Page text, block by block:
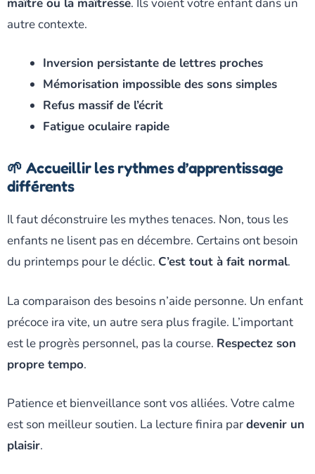
autre contexte.
Inversion persistante de lettres proches
Mémorisation impossible des sons simples
Refus massif de l’écrit
Fatigue oculaire rapide
🌱 Accueillir les rythmes d’apprentissage
différents
Il faut déconstruire les mythes tenaces. Non, tous les
enfants ne lisent pas en décembre. Certains ont besoin
du printemps pour le déclic. C’est tout à fait normal.
La comparaison des besoins n’aide personne. Un enfant
précoce ira vite, un autre sera plus fragile. L’important
est le progrès personnel, pas la course. Respectez son
propre tempo.
Patience et bienveillance sont vos alliées. Votre calme
est son meilleur soutien. La lecture finira pardevenir un
plaisir.